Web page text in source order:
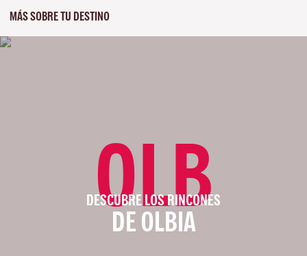
MÁS SOBRE TU DESTINO
OLB
DESCUBRE LOS RINCONES
DE OLBIA